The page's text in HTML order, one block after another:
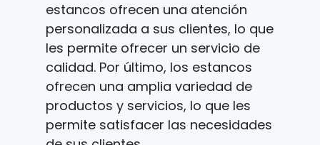
estancos ofrecen una atención
personalizada a sus clientes, lo que
les permite ofrecer un servicio de
calidad. Por último, los estancos
ofrecen una amplia variedad de
productos y servicios, lo que les
permite satisfacer las necesidades